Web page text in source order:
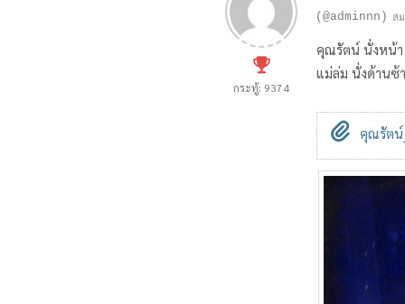
กระทู้: 9374
(@adminnn) ส
คุณรัตน์ นั่งหน้า
แม่ล่ม นั่งด้านซ้
คุณรัตน์